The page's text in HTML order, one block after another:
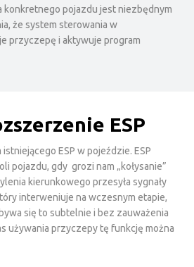
konkretnego pojazdu jest niezbędnym
że system sterowania w
przyczepę i aktywuje program
ESP
ESP w pojeździe. ESP
pojazdu, gdy grozi nam „kołysanie”
kierunkowego przesyła sygnały
interweniuje na wczesnym etapie,
się to subtelnie i bez zauważenia
używania przyczepy tę funkcję można